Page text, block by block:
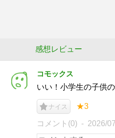
感想レビュー
コモックス
いい！小学生の子供
ナイス ★3
コメント(0) 2026/